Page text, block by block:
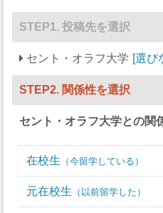
スキー 13
サッカー 46
ソフトボール 0
スカッシュ 0
競泳/飛び込み 23
STEP1. 投稿先を選択
セント・オラフ大学 選び
STEP2. 関係性を選択
セント・オラフ大学との関
在校生 今留学している
元在校生 以前留学した